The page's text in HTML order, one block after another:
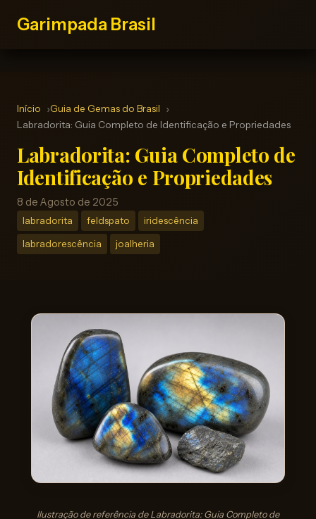
Garimpada Brasil
Início
Guia de Gemas do Brasil
Labradorita: Guia Completo de Identificação e Propriedades
Labradorita: Guia Completo de
Identificação e Propriedades
8 de Agosto de 2025
labradorita feldspato iridescência
labradorescência joalheria
Ilustração de referência de Labradorita: Guia Completo de